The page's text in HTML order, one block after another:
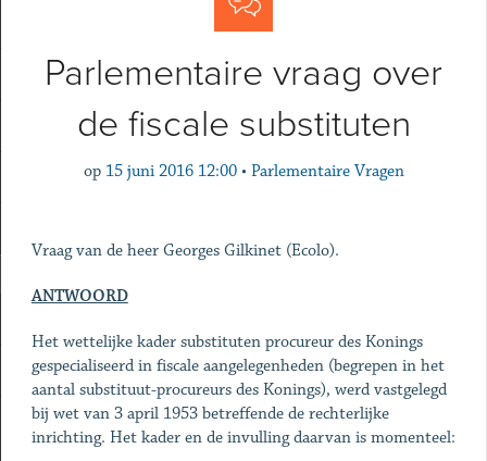
Parlementaire vraag over
de fiscale substituten
op 15 juni 2016 12:00 • Parlementaire Vragen
Vraag van de heer Georges Gilkinet (Ecolo).
ANTWOORD
Het wettelijke kader substituten procureur des Konings
gespecialiseerd in fiscale aangelegenheden (begrepen in het
aantal substituut-procureurs des Konings), werd vastgelegd
bij wet van 3 april 1953 betreffende de rechterlijke
inrichting. Het kader en de invulling daarvan is momenteel: